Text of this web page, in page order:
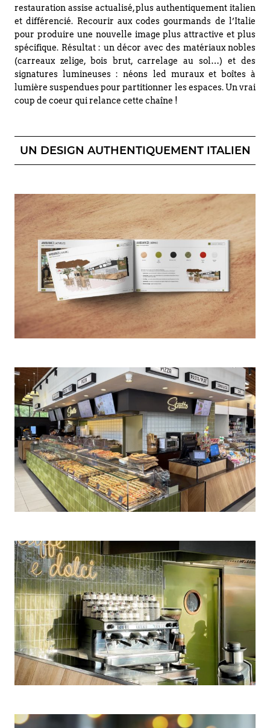
restauration assise actualisé, plus authentiquement italien
et différencié. Recourir aux codes gourmands de l’Italie
pour produire une nouvelle image plus attractive et plus
spécifique. Résultat : un décor avec des matériaux nobles
(carreaux zelige, bois brut, carrelage au sol…) et des
signatures lumineuses : néons led muraux et boîtes à
lumière suspendues pour partitionner les espaces. Un vrai
coup de coeur qui relance cette chaîne !
UN DESIGN AUTHENTIQUEMENT ITALIEN